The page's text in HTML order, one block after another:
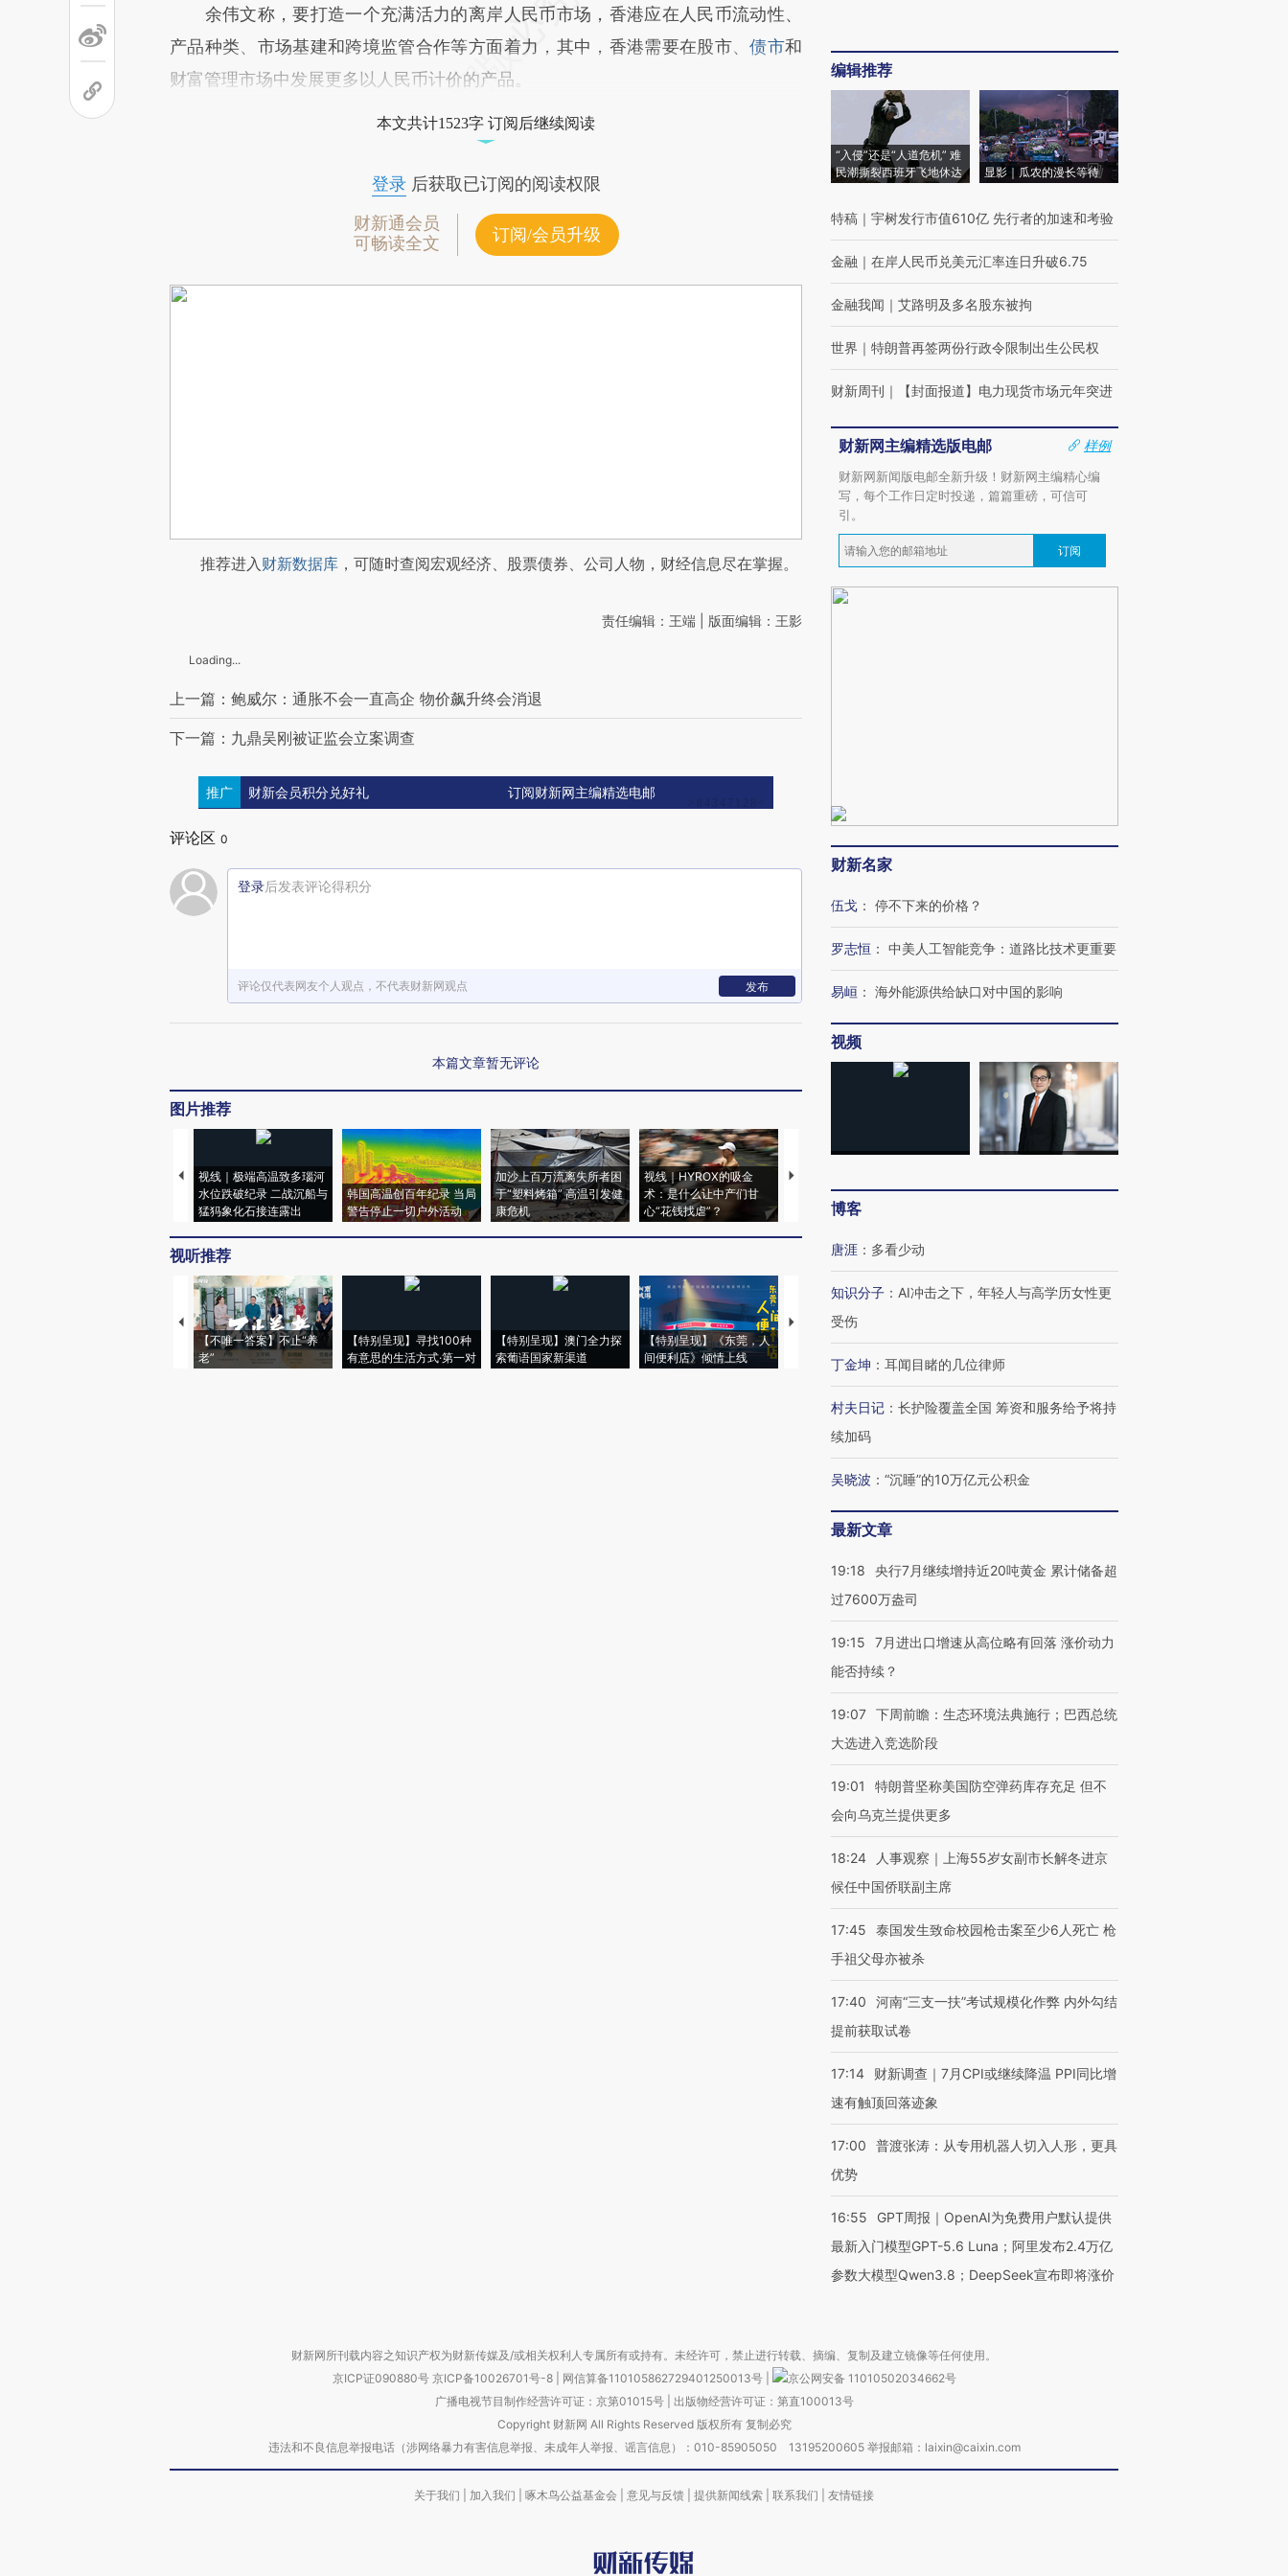
余伟文称，要打造一个充满活力的离岸人民币市场，香港应在人民币流动性、
产品种类、市场基建和跨境监管合作等方面着力，其中，香港需要在股市、债市和
财富管理市场中发展更多以人民币计价的产品。
本文共计1523字 订阅后继续阅读
登录后获取已订阅的阅读权限
财新通会员
可畅读全文
订阅/会员升级
推荐进入财新数据库 ，可随时查阅宏观经济、股票债券、公司人物，财经信息尽在掌握。
责任编辑：王端 | 版面编辑：王影
Loading...
上一篇：鲍威尔：通胀不会一直高企 物价飙升终会消退
下一篇：九鼎吴刚被证监会立案调查
推广 财新会员积分兑好礼 订阅财新网主编精选电邮
评论区 0
登录后发表评论得积分
评论仅代表网友个人观点，不代表财新网观点 发布
本篇文章暂无评论
图片推荐
视线｜极端高温致多瑙河
水位跌破纪录 二战沉船与
猛犸象化石接连露出
韩国高温创百年纪录 当局
警告停止一切户外活动
加沙上百万流离失所者困
于“塑料烤箱” 高温引发健
康危机
视线｜HYROX的吸金
术：是什么让中产们甘
心“花钱找虐”？
马航飞行员跨国走私7万
粒摇头丸 尿检体内含3种
度Z世代 用街头抗争将教
机”？难民潮撕裂西班牙
视听推荐
【不唯一答案】不止“养
老”
【特别呈现】寻找100种
有意思的生活方式·第一对
【特别呈现】澳门全力探
索葡语国家新渠道
【特别呈现】《东莞，人
间便利店》倾情上线
【推广】走进第四届链博
会，让数智科技“链”接产
【特别呈现】寻找100种
有意思的生活方式·第三对
CFO：不靠规模取胜，华
编辑推荐
“入侵”还是“人道危机” 难
民潮撕裂西班牙飞地休达
显影｜瓜农的漫长等待
特稿 ｜ 宇树发行市值610亿 先行者的加速和考验
金融 ｜ 在岸人民币兑美元汇率连日升破6.75
金融我闻 ｜ 艾路明及多名股东被拘
世界 ｜ 特朗普再签两份行政令限制出生公民权
财新周刊 ｜ 【封面报道】电力现货市场元年突进
财新网主编精选版电邮
样例
财新网新闻版电邮全新升级！财新网主编精心编
写，每个工作日定时投递，篇篇重磅，可信可
引。
订阅
财新名家
伍戈 ： 停不下来的价格？
罗志恒 ： 中美人工智能竞争：道路比技术更重要
易峘 ： 海外能源供给缺口对中国的影响
视频
博客
唐涯 ： 多看少动
知识分子 ： AI冲击之下，年轻人与高学历女性更
受伤
丁金坤 ： 耳闻目睹的几位律师
村夫日记 ： 长护险覆盖全国 筹资和服务给予将持
续加码
吴晓波 ： “沉睡”的10万亿元公积金
最新文章
19:18
央行7月继续增持近20吨黄金 累计储备超
过7600万盎司
19:15
7月进出口增速从高位略有回落 涨价动力
能否持续？
19:07 下周前瞻：生态环境法典施行；巴西总统
大选进入竞选阶段
19:01
特朗普坚称美国防空弹药库存充足 但不
会向乌克兰提供更多
18:24
人事观察｜上海55岁女副市长解冬进京
候任中国侨联副主席
17:45
泰国发生致命校园枪击案至少6人死亡 枪
手祖父母亦被杀
17:40
河南“三支一扶”考试规模化作弊 内外勾结
提前获取试卷
17:14
财新调查｜7月CPI或继续降温 PPI同比增
速有触顶回落迹象
17:00
普渡张涛：从专用机器人切入人形，更具
优势
16:55
GPT周报｜OpenAI为免费用户默认提供
最新入门模型GPT-5.6 Luna；阿里发布2.4万亿
参数大模型Qwen3.8；DeepSeek宣布即将涨价
财新网所刊载内容之知识产权为财新传媒及/或相关权利人专属所有或持有。未经许可，禁止进行转载、摘编、复制及建立镜像等任何使用。
京ICP证090880号 京ICP备10026701号-8 网信算备110105862729401250013号
京公网安备 11010502034662号
广播电视节目制作经营许可证：京第01015号| 出版物经营许可证：第直100013号
Copyright 财新网 All Rights Reserved 版权所有 复制必究
违法和不良信息举报电话（涉网络暴力有害信息举报、未成年人举报、谣言信息）：010-85905050 13195200605 举报邮箱：laixin@caixin.com
关于我们 加入我们 啄木鸟公益基金会 意见与反馈 提供新闻线索 联系我们 友情链接